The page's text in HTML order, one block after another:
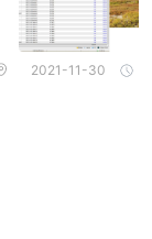
2021-11-30